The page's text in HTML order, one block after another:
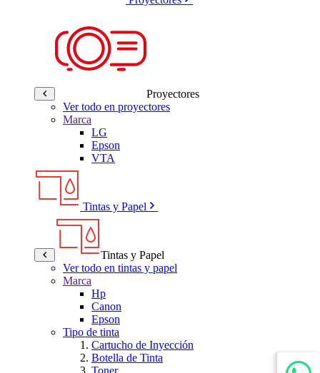
Proyectores
Ver todo en proyectores
Marca
LG
Epson
VTA
Tintas y Papel
Tintas y Papel
Ver todo en tintas y papel
Marca
Hp
Canon
Epson
Tipo de tinta
Cartucho de Inyección
Botella de Tinta
Toner